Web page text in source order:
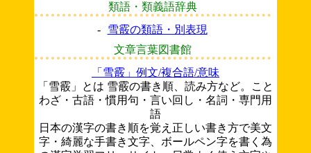
類語・類義語辞典
-
雪霰の類語・別表現
文章言葉図書館
「雪霰」例文/複合語/意味
「雪霰」とは 雪霰の書き順、読み方など。こと
わざ・古語・慣用句・言い回し・名詞・専門用
語
日本の漢字の書き順を覚え正しい書き方で美文
字・綺麗な手書き文字、ボールペン字を書く為